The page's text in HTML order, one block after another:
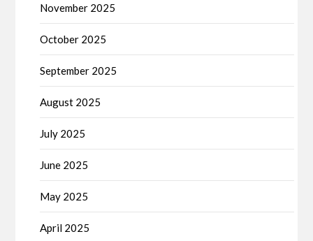
November 2025
October 2025
September 2025
August 2025
July 2025
June 2025
May 2025
April 2025